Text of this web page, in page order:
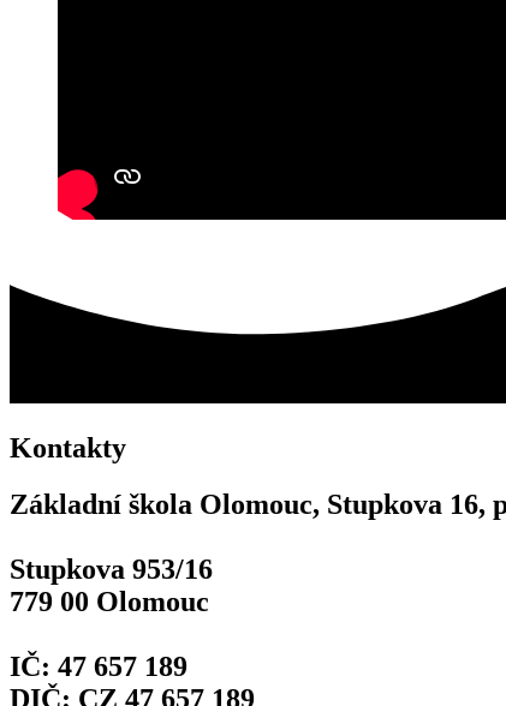
Kontakty
Základní škola Olomouc, Stupkova 16,
Stupkova 953/16
779 00 Olomouc
IČ: 47 657 189
DIČ: CZ 47 657 189